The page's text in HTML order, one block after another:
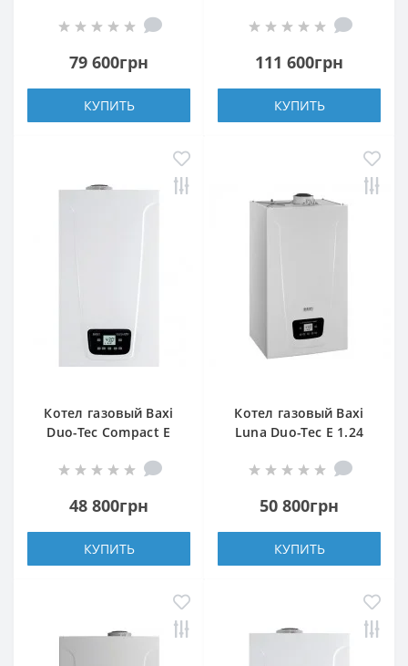
79 600грн
КУПИТЬ
111 600грн
КУПИТЬ
Котел газовый Baxi
Duo-Tec Compact E
48 800грн
КУПИТЬ
Котел газовый Baxi
Luna Duo-Tec E 1.24
50 800грн
КУПИТЬ